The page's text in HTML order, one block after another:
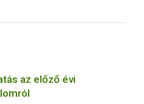
az előző évi